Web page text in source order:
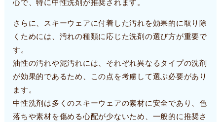
心で、特に中性洗剤が推奨されます。
さらに、スキーウェアに付着した汚れを効果的に取り除
くためには、汚れの種類に応じた洗剤の選び方が重要で
す。
油性の汚れや泥汚れには、それぞれ異なるタイプの洗剤
が効果的であるため、この点を考慮して選ぶ必要があり
ます。
中性洗剤は多くのスキーウェアの素材に安全であり、色
落ちや素材を傷める心配が少ないため、一般的に推奨さ